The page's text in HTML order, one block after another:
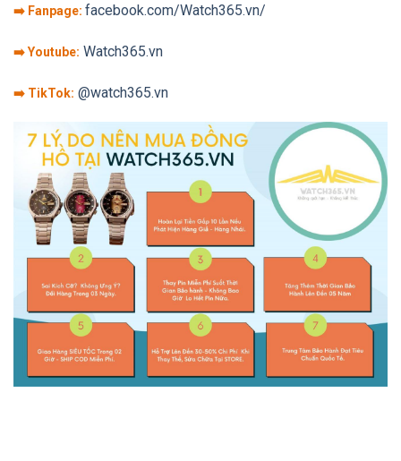
➡️ Fanpage: facebook.com/Watch365.vn/
➡️ Youtube: Watch365.vn
➡️ TikTok: @watch365.vn